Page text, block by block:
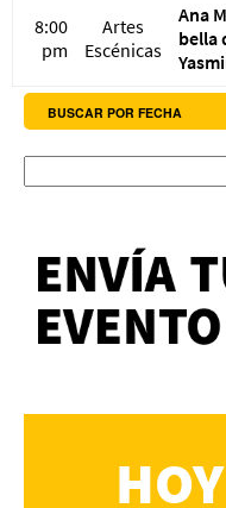
8:00
pm
Artes
Escénicas
Ana
bella
BUSCAR POR FECHA